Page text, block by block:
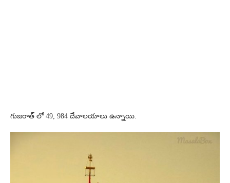
గుజరాత్ లో 49, 984 దేవాలయాలు ఉన్నాయి.